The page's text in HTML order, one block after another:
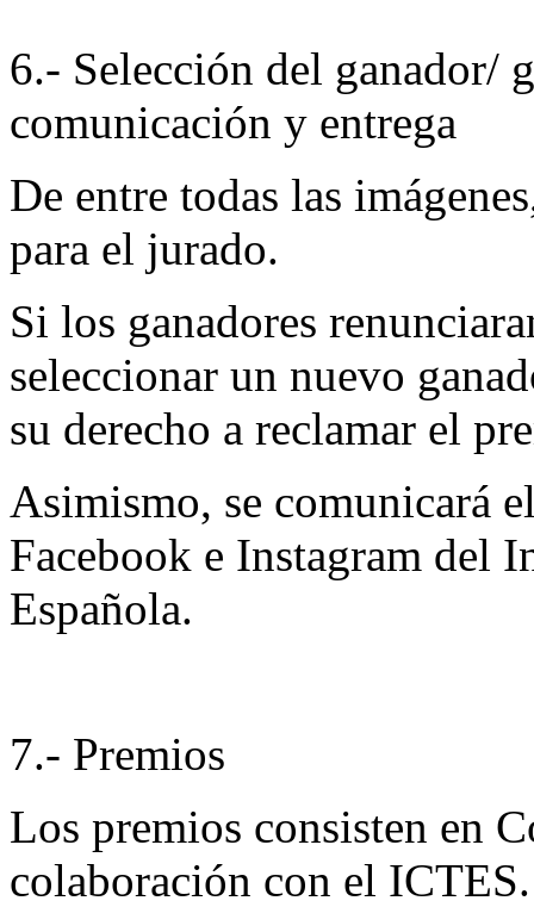
6.- Selección del ganador/
comunicación y entrega
De entre todas las
para el jurado.
Si los ganadores
seleccionar un nuevo
su derecho a reclamar el
Asimismo, se comunicará
Facebook e Instagram del
Española.
7.- Premios
Los premios consisten en
colaboración con el ICTES.